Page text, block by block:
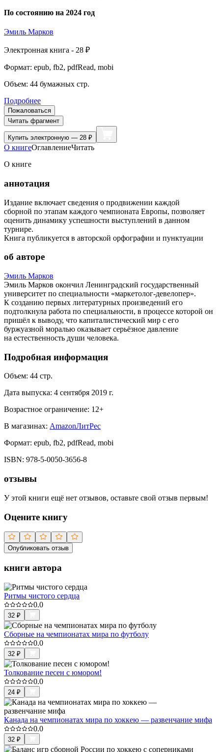
По состоянию на 2024 год
Эмиль Марков
Электронная книга - 28 ₽
Формат: epub, fb2, pdfRead, mobi
Объем: 44 бумажных стр.
Подробнее
Пожаловаться
Читать фрагмент
Купить электронную — 28 ₽
О книгеОглавлениеЧитать
О книге
аннотация
Издание включает сведения о продвижении каждой
сборной по этапам каждого чемпионата Европы, позволяет
оценить динамику успешности выступлений в данном
турнире.
Книга публикуется в авторской орфографии и пунктуации
об авторе
Эмиль Марков
Эмиль Марков окончил Ленинградский государственный
университет по специальности «маркетолог-девелопер».
К созданию первых литературных произведений его
подтолкнула работа по специальности, в процессе которой он
пришёл к выводу, что капиталистический мир с его
буржуазной моралью оказывает серьёзное давление
на естественность души человека.
Подробная информация
Объем: 44 стр.
Дата выпуска: 4 сентября 2019 г.
Возрастное ограничение: 12+
В магазинах: AmazonЛитРес
Формат: epub, fb2, pdfRead, mobi
ISBN: 978-5-0050-3656-8
отзывы
У этой книги ещё нет отзывов, оставьте свой отзыв первым!
Оцените книгу
Опубликовать отзыв
книги автора
Ритмы чистого сердца
0.0
32 ₽
Сборные на чемпионатах мира по футболу
0.0
32 ₽
Толкование песен с юмором!
0.0
24 ₽
Канада на чемпионатах мира по хоккею — развенчание мифа
0.0
32 ₽